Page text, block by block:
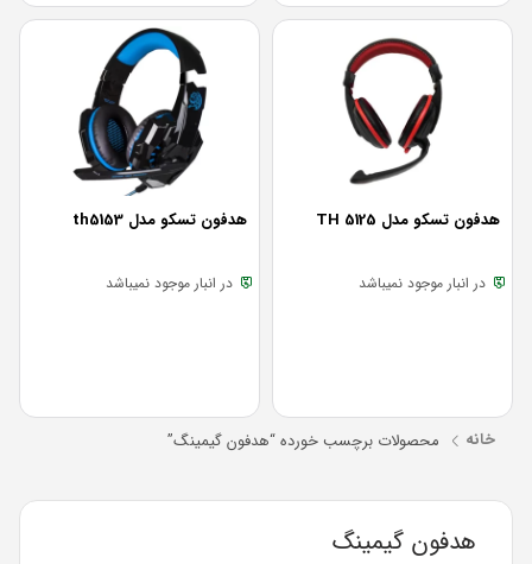
هدفون تسکو مدل TH 5125
در انبار موجود نمیباشد
هدفون تسکو مدل th5153
در انبار موجود نمیباشد
خانه محصولات برچسب خورده “هدفون گیمینگ”
هدفون گیمینگ